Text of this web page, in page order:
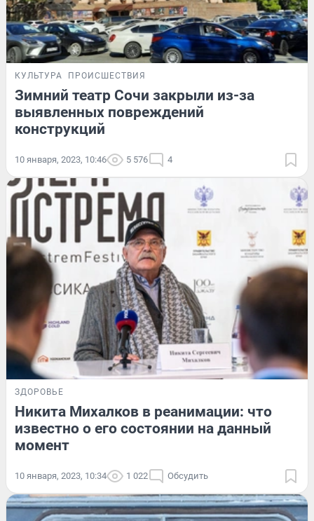
КУЛЬТУРА ПРОИСШЕСТВИЯ
Зимний театр Сочи закрыли из-за
выявленных повреждений
конструкций
10 января, 2023, 10:46 5 576 4
ЗДОРОВЬЕ
Никита Михалков в реанимации: что
известно о его состоянии на данный
момент
10 января, 2023, 10:34 1 022 Обсудить